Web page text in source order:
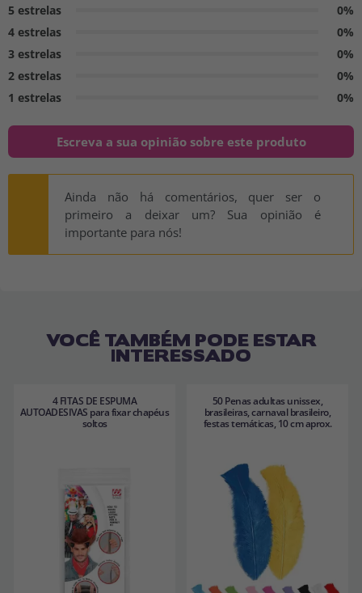
5 estrelas
0%
4 estrelas
0%
3 estrelas
0%
2 estrelas
0%
1 estrelas
0%
Escreva a sua opinião sobre este produto
Ainda não há comentários, quer ser o
primeiro a deixar um? Sua opinião é
importante para nós!
VOCÊ TAMBÉM PODE ESTAR
INTERESSADO
4 FITAS DE ESPUMA
AUTOADESIVAS para fixar chapéus
soltos
50 Penas adultas unissex,
brasileiras, carnaval brasileiro,
festas temáticas, 10 cm aprox.